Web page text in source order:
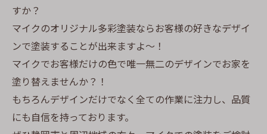
すか？
マイクのオリジナル多彩塗装ならお客様の好きなデザイ
ンで塗装することが出来ますよ〜！
マイクでお客様だけの色で唯一無二のデザインでお家を
塗り替えませんか？！
もちろんデザインだけでなく全ての作業に注力し、品質
にも自信を持っております。